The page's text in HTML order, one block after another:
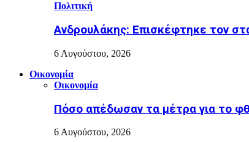
Πολιτική
Ανδρουλάκης: Επισκέφτηκε τον
6 Αυγούστου, 2026
Οικονομία
Οικονομία
Πόσο απέδωσαν τα μέτρα για το
6 Αυγούστου, 2026